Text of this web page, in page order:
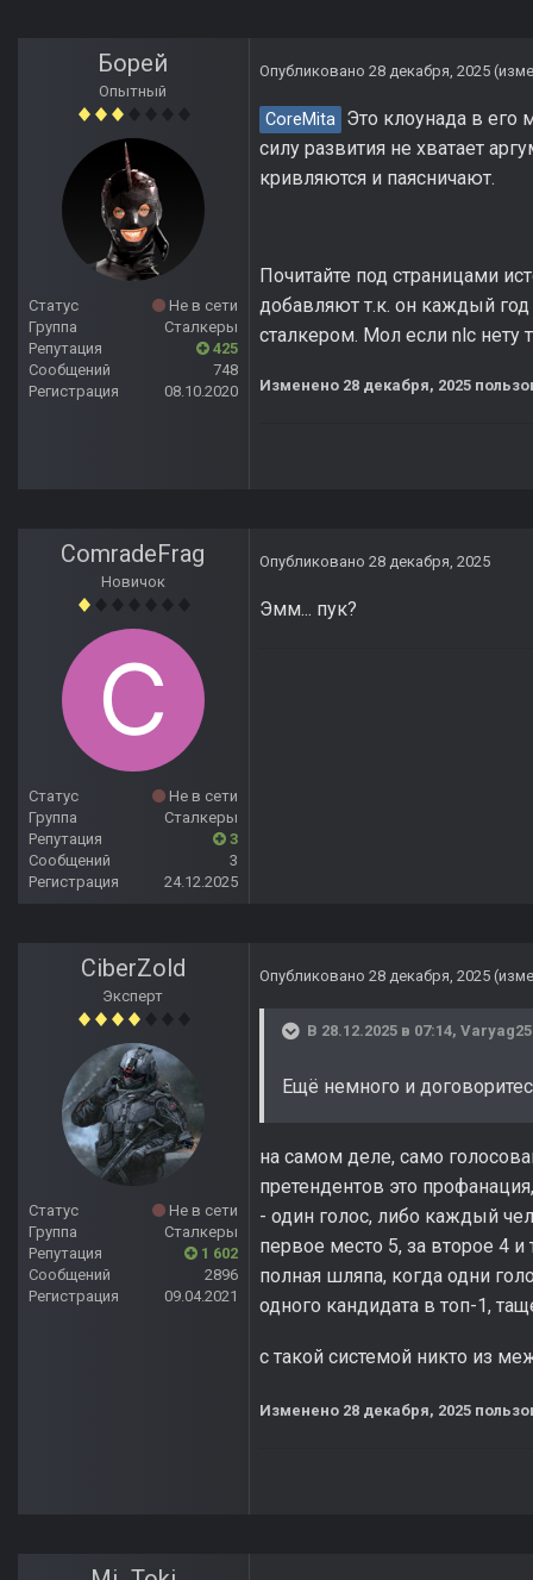
Борей
Опытный
Статус
Не в сети
Группа
Сталкеры
Репутация
425
Сообщений
748
Регистрация
08.10.2020
Опубликовано 28 декабря, 2025
CoreMita Это клоунада в его
силу развития не хватает
кривляются и паясничают.
Почитайте под страницами
добавляют т.к. он каждый год
сталкером. Мол если nlc нету
Изменено 28 декабря, 2025
ComradeFrag
Новичок
Статус
Не в сети
Группа
Сталкеры
Репутация
3
Сообщений
3
Регистрация
24.12.2025
Опубликовано 28 декабря, 2025
Эмм... пук?
CiberZold
Эксперт
Статус
Не в сети
Группа
Сталкеры
Репутация
1 602
Сообщений
2896
Регистрация
09.04.2021
Опубликовано 28 декабря, 2025
В 28.12.2025 в 07:14, Varyag25
Ещё немного и
на самом деле, само
претендентов это
- один голос, либо каждый
первое место 5, за второе 4
полная шляпа, когда одни
одного кандидата в топ-1,
с такой системой никто из
Изменено 28 декабря, 2025